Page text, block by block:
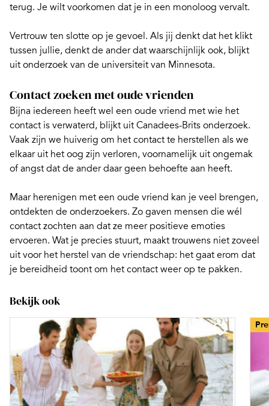
terug. Je wilt voorkomen dat je in een monoloog vervalt.
Vertrouw ten slotte op je gevoel. Als jij denkt dat het klikt
tussen jullie, denkt de ander dat waarschijnlijk ook, blijkt
uit onderzoek van de universiteit van Minnesota.
Contact zoeken met oude vrienden
Bijna iedereen heeft wel een oude vriend met wie het
contact is verwaterd, blijkt uit Canadees-Brits onderzoek.
Vaak zijn we huiverig om het contact te herstellen als we
elkaar uit het oog zijn verloren, voornamelijk uit ongemak
of angst dat de ander daar geen behoefte aan heeft.
Maar herenigen met een oude vriend kan je veel brengen,
ontdekten de onderzoekers. Zo gaven mensen die wél
contact zochten aan dat ze meer positieve emoties
ervoeren. Wat je precies stuurt, maakt trouwens niet zoveel
uit voor het herstel van de vriendschap: het gaat erom dat
je bereidheid toont om het contact weer op te pakken.
Bekijk ook